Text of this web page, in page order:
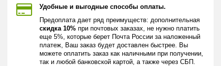
Удобные и выгодные способы оплаты.
Предоплата дает ряд преимуществ: дополнительная
скидка 10% при почтовых заказах, не нужно платить
еще 5%, которые берет Почта России за наложенный
платеж, Ваш заказ будет доставлен быстрее. Вы
можете оплатить заказ как наличными при получении,
так и любой банковской картой, а также через СБП.